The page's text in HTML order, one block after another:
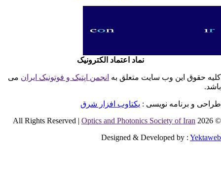
نماد اعتماد الکترونیک
حقوق این وب سایت متعلق بهانجمن اپتیک و فوتونیک ایران می
و برنامه نویسی : یکتاوب افزار شرق
©
Optics and Photonics Society of Iran
Designed & Developed by :